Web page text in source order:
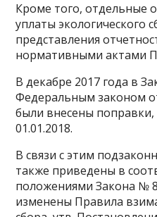
Кроме того, отдельные
уплаты экологического
представления
нормативными актами
В декабре 2017 года в
Федеральным законом
были внесены
01.01.2018.
В связи с этим
также приведены в
положениями Закона №
изменены Правила